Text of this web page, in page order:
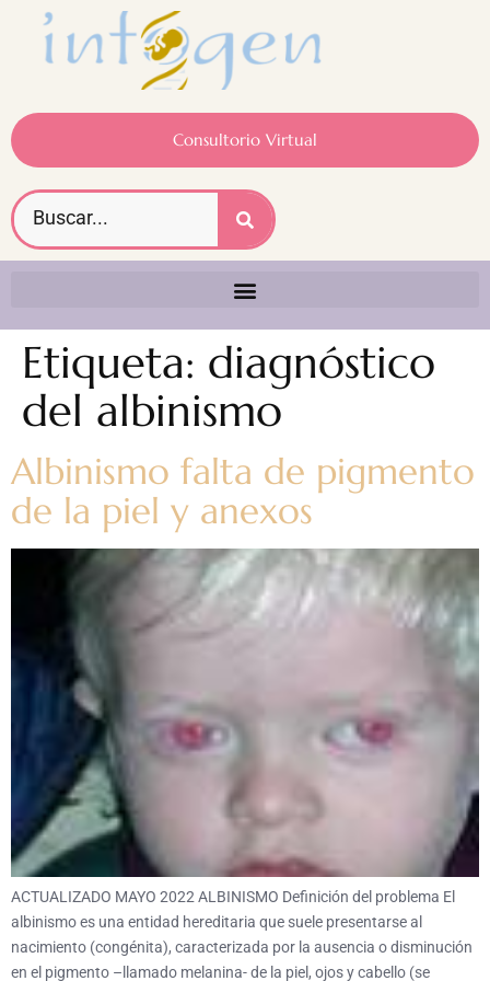
Consultorio Virtual
Etiqueta: diagnóstico
del albinismo
Albinismo falta de pigmento
de la piel y anexos
ACTUALIZADO MAYO 2022 ALBINISMO Definición del problema El
albinismo es una entidad hereditaria que suele presentarse al
nacimiento (congénita), caracterizada por la ausencia o disminución
en el pigmento –llamado melanina- de la piel, ojos y cabello (se